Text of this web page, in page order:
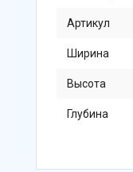
Артикул
Ширина
Высота
Глубина